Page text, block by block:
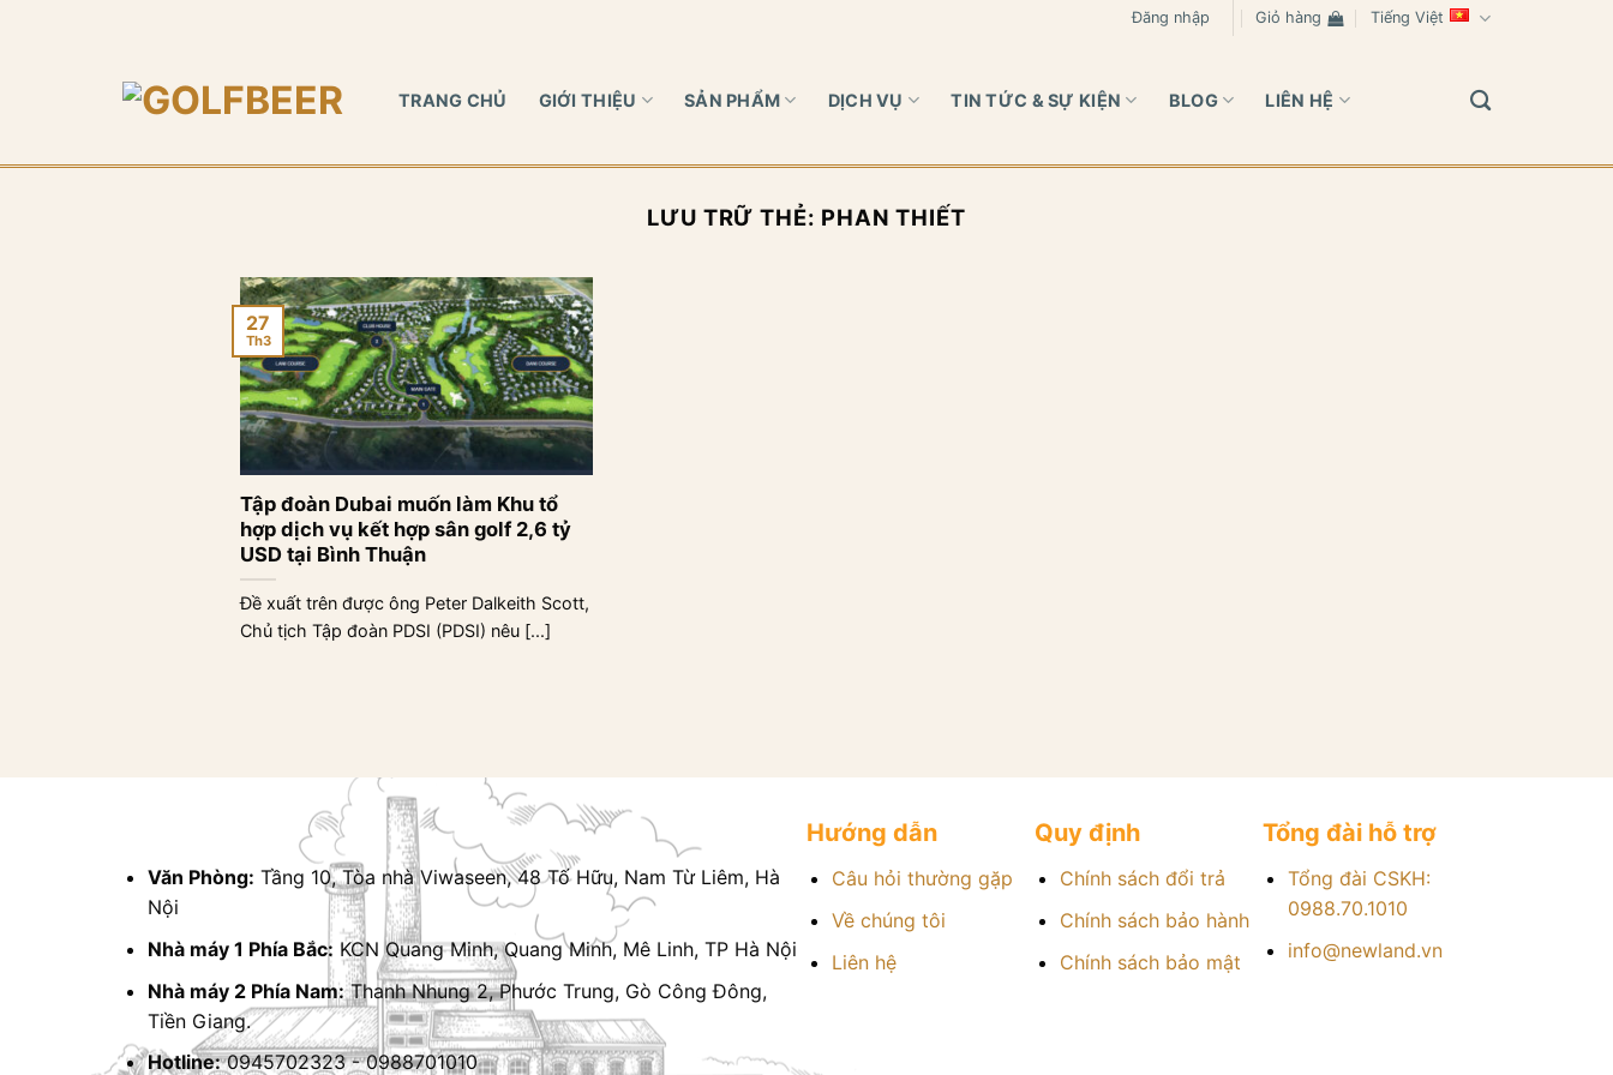
Đăng nhập Giỏ hàng Tiếng Việt
TRANG CHỦ GIỚI THIỆU SẢN PHẨM DỊCH VỤ TIN TỨC & SỰ KIỆN BLOG LIÊN HỆ
LƯU TRỮ THẺ: PHAN THIẾT
Tập đoàn Dubai muốn làm Khu tổ
hợp dịch vụ kết hợp sân golf 2,6 tỷ
USD tại Bình Thuận
Đề xuất trên được ông Peter Dalkeith Scott,
Chủ tịch Tập đoàn PDSI (PDSI) nêu [...]
27
Th3
Văn Phòng: Tầng 10, Tòa nhà Viwaseen, 48 Tố Hữu, Nam Từ Liêm, Hà
Nội
Nhà máy 1 Phía Bắc: KCN Quang Minh, Quang Minh, Mê Linh, TP Hà Nội
Nhà máy 2 Phía Nam:Thanh Nhung 2, Phước Trung, Gò Công Đông,
Tiền Giang.
Hotline:0945702323 - 0988701010
Hướng dẫn
Câu hỏi thường gặp
Về chúng tôi
Liên hệ
Quy định
Chính sách đổi trả
Chính sách bảo hành
Chính sách bảo mật
Tổng đài hỗ trợ
Tổng đài CSKH:
0988.70.1010
info@newland.vn